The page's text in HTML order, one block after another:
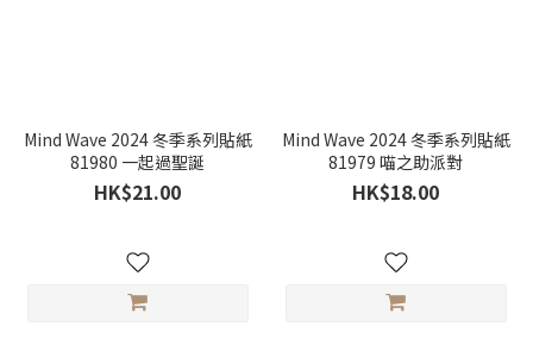
Mind Wave 2024 冬季系列貼紙
81980 一起過聖誕
HK$21.00
Mind Wave 2024 冬季系列貼紙
81979 喵之助派對
HK$18.00